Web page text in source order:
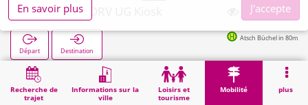
Recherche de
trajet
Informations sur la
ville
Loisirs et
tourisme
Mobilité plus
Stolberg, DORV UG Kiosk
Départ Destination
Atsch Büchel in 80m
Démarrage Vente de billets Stolberg, DORV UG Kiosk
En savoir plus
J'accepte